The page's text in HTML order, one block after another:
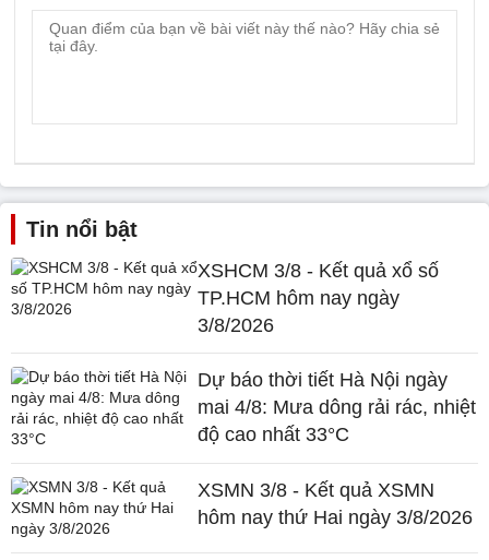
Tin nổi bật
XSHCM 3/8 - Kết quả xổ số
TP.HCM hôm nay ngày
3/8/2026
Dự báo thời tiết Hà Nội ngày
mai 4/8: Mưa dông rải rác, nhiệt
độ cao nhất 33°C
XSMN 3/8 - Kết quả XSMN
hôm nay thứ Hai ngày 3/8/2026